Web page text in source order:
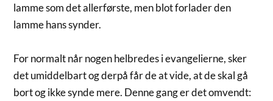
lamme som det allerførste, men blot forlader den
lamme hans synder.
For normalt når nogen helbredes i evangelierne, sker
det umiddelbart og derpå får de at vide, at de skal gå
bort og ikke synde mere. Denne gang er det omvendt: